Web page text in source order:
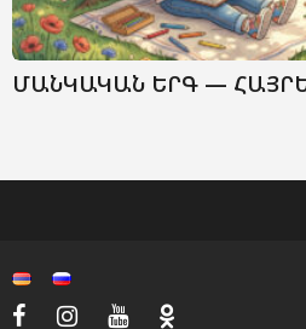
ՄԱՆԿԱԿԱՆ ԵՐԳ —